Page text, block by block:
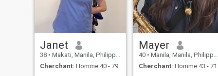
Janet
38 • Makati, Manila, Philippines
Cherchant: Homme 40 - 79
Mayer
40 • Manila, Manila, Philippines
Cherchant: Homme 43 - 71